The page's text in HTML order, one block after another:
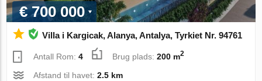
€ 700 000
Villa i Kargicak, Alanya, Antalya, Tyrkiet Nr. 94761
Antall Rom:4 Brug plads:200 m2
Afstand til havet:2.5 km